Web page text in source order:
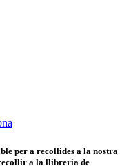
per a recollides a la nostra
a la llibreria de